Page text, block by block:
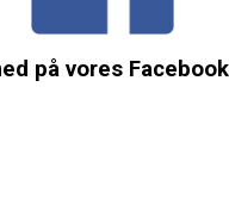
på vores